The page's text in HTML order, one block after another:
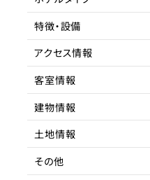
稼働率
ヴィラ
特徴・設備
アクセス情報
所在地
アクセス
駅までの距離
客室情報
収容人数
建物情報
建物構造
階数
土地情報
土地権利
その他